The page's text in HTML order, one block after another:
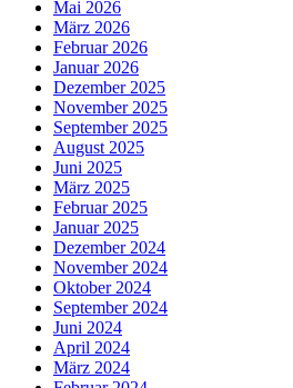
Mai 2026
März 2026
Februar 2026
Januar 2026
Dezember 2025
November 2025
September 2025
August 2025
Juni 2025
März 2025
Februar 2025
Januar 2025
Dezember 2024
November 2024
Oktober 2024
September 2024
Juni 2024
April 2024
März 2024